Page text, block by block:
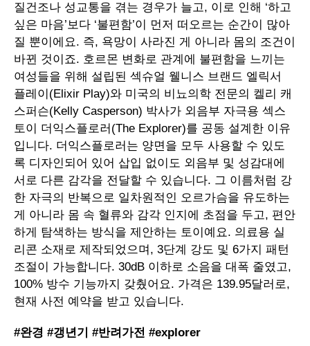
질건조나 성교통을 겪는 경우가 늘고, 이로 인해 ‘하고
싶은 마음’보다 ‘불편함’이 먼저 떠오르는 순간이 많아
질 뿐이에요. 즉, 욕망이 사라진 게 아니라 몸의 조건이
바뀐 것이죠. 호르몬 변화로 관계에 불편함을 느끼는
여성들을 위해 설립된 섹슈얼 웰니스 브랜드 엘릭서
플레이(Elixir Play)와 미국의 비뇨의학 전문의 켈리 캐
스퍼슨(Kelly Casperson) 박사가 외음부 자극용 섹스
토이 더익스플로러(The Explorer)를 공동 설계한 이유
입니다. 더익스플로러는 양면을 모두 사용할 수 있도
록 디자인되어 있어 삽입 없이도 외음부 및 성감대에
서로 다른 감각을 전달할 수 있습니다. 그 이름처럼 강
한 자극의 반복으로 일차원적인 오르가슴을 유도하는
게 아니라 몸 속 혈류와 감각 인지에 초점을 두고, 편안
하게 탐색하는 방식을 제안하는 토이예요. 의료용 실
리콘 소재로 제작되었으며, 3단계 강도 및 6가지 패턴
조절이 가능합니다. 30dB 이하로 소음을 대폭 줄였고,
100% 방수 기능까지 갖췄어요. 가격은 139.95달러로,
현재 사전 예약을 받고 있습니다.
#완경 #갱년기 #반려가전 #explorer